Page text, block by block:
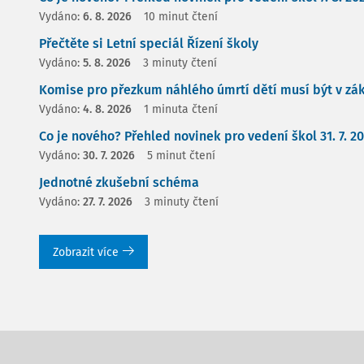
Vydáno: 6. 8. 2026 10 minut čtení
Přečtěte si Letní speciál Řízení školy
Vydáno: 5. 8. 2026 3 minuty čtení
Komise pro přezkum náhlého úmrtí dětí musí být v
Vydáno: 4. 8. 2026 1 minuta čtení
Co je nového? Přehled novinek pro vedení škol 31. 7.
Vydáno: 30. 7. 2026 5 minut čtení
Jednotné zkušební schéma
Vydáno: 27. 7. 2026 3 minuty čtení
Zobrazit více